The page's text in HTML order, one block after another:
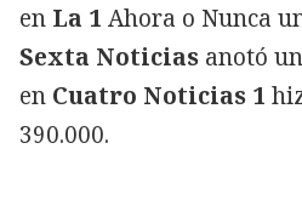
en La 1 Ahora o Nunca
Sexta Noticias anotó
en Cuatro Noticias 1
390.000.